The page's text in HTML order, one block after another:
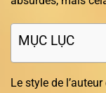
MỤC LỤC
Le style de